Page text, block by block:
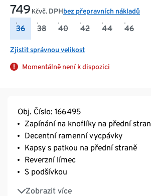
749 Kčvč. DPHbez přepravních nákladů
36 38 40 42 44 46
Zjistit správnou velikost
Momentálně není k dispozici
Obj. Číslo: 166495
Zapínání na knoflíky na přední
Decentní ramenní vycpávky
Kapsy s patkou na přední straně
Reverzní límec
S podšívkou
Zobrazit více
Konce rukávů s ozdobnými knoflíčky